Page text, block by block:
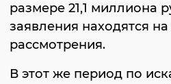
размере 21,1 миллиона
заявления находятся на
рассмотрения.
В этот же период по